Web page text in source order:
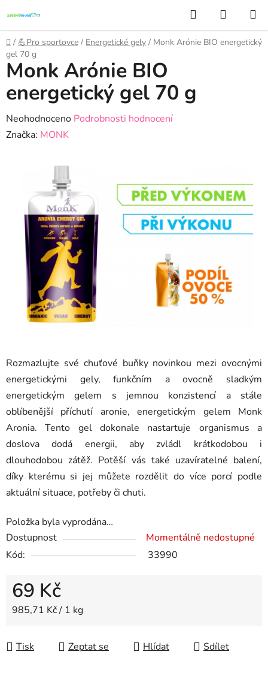
na
obsah
Hledat
KOŠÍK
Domů
/ 💪Pro sportovce / Energetické gely / Monk Arónie BIO energetický
gel 70 g
Rozmazlujte své chuťové buňky novinkou mezi ovocnými
energetickými gely, funkčním a ovocně sladkým
energetickým gelem s jemnou konzistencí a stále
oblíbenější příchutí aronie, energetickým gelem Monk
Aronia. Tento gel dokonale nastartuje organismus a
doslova dodá energii, aby zvládl krátkodobou i
dlouhodobou zátěž. Potěší vás také uzavíratelné balení,
díky kterému si jej můžete rozdělit do více porcí podle
aktuální situace, potřeby či chuti.
Položka byla vyprodána…
Dostupnost
Momentálně nedostupné
Kód:
33990
69 Kč
Měrná cena:
985,71 Kč / 1 kg
Tisk Zeptat se Hlídat Sdílet
Monk Arónie BIO
energetický gel 70 g
Průměrné
hodnocení
hvězdiček.
Neohodnoceno Podrobnosti hodnocení
Značka: MONK